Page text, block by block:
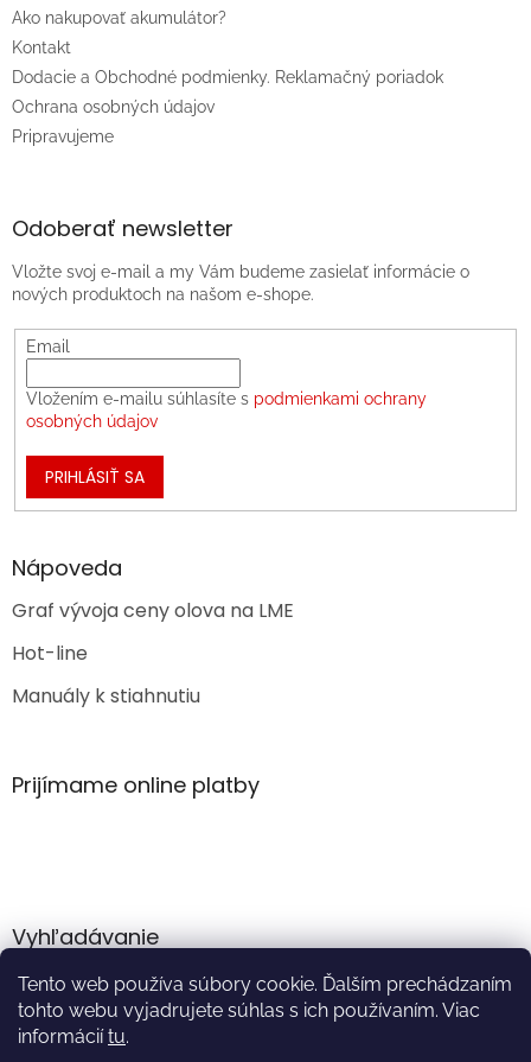
Tento web používa súbory cookie. Ďalším prechádzaním
tohto webu vyjadrujete súhlas s ich používaním. Viac
informáciítu.
Ako nakupovať akumulátor?
Kontakt
Dodacie a Obchodné podmienky. Reklamačný poriadok
Ochrana osobných údajov
Pripravujeme
Odoberať newsletter
Vložte svoj e-mail a my Vám budeme zasielať informácie o
nových produktoch na našom e-shope.
Email
Vložením e-mailu súhlasíte s podmienkami ochrany
osobných údajov
PRIHLÁSIŤ SA
Nápoveda
Graf vývoja ceny olova na LME
Hot-line
Manuály k stiahnutiu
Prijímame online platby
Vyhľadávanie
HĽADAŤ